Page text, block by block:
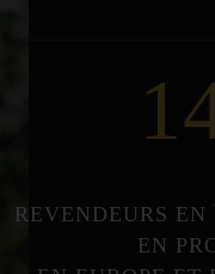
REVENDEURS EN
EN